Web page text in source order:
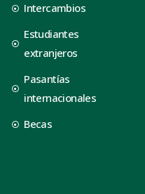
Intercambios
Estudiantes
extranjeros
Pasantías
internacionales
Becas